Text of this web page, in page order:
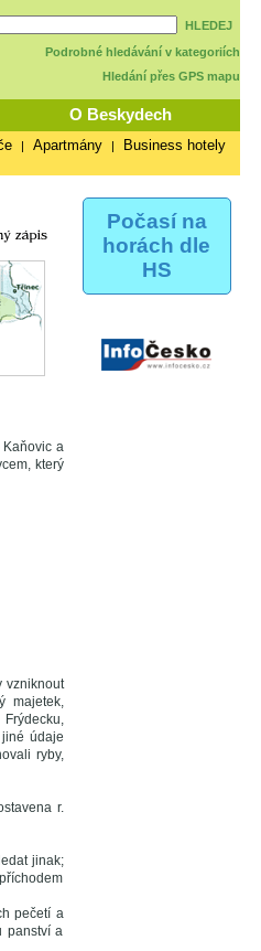
HLEDEJ
Podrobné hledávání v kategoriích
Hledání přes GPS mapu
O Beskydech
| Apartmány | Business hotely
Počasí na
horách dle
HS
Kaňovic a
který
vzniknout
majetek,
údaje
ryby,
r.
jinak;
pečetí a
panství a